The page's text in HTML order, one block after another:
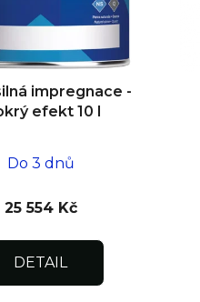
impregnace -
efekt 10 l
Do 3 dnů
25 554 Kč
DETAIL